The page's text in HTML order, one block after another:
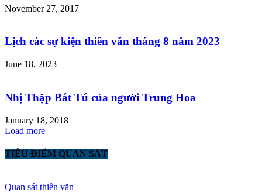
November 27, 2017
Lịch các sự kiện thiên văn tháng 8 năm 2023
June 18, 2023
Nhị Thập Bát Tú của người Trung Hoa
January 18, 2018
Load more
TIÊU ĐIỂM QUAN SÁT
Quan sát thiên văn